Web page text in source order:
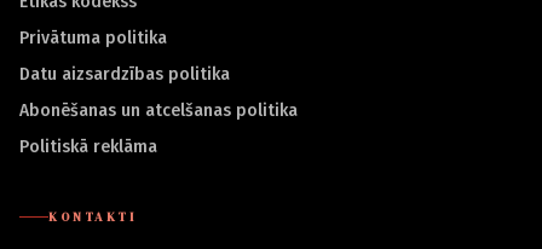
Privātuma politika
Datu aizsardzības politika
Abonēšanas un atcelšanas politika
Politiskā reklāma
KONTAKTI